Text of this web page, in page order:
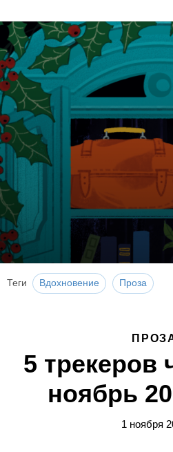
Теги Вдохновение Проза
5 трекеров
ноябрь
1 ноября